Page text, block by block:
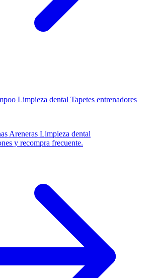
Limpieza dental Tapetes entrenadores
Areneras Limpieza dental
y recompra frecuente.